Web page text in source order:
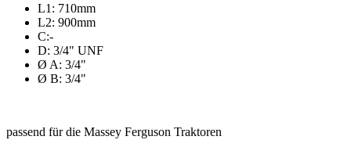
L1: 710mm
L2: 900mm
C:-
D: 3/4" UNF
Ø A: 3/4"
Ø B: 3/4"
passend für die Massey Ferguson Traktoren